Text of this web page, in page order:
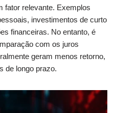
fator relevante. Exemplos
investimentos de curto
financeiras. No entanto, é
com os juros
geram menos retorno,
de longo prazo.